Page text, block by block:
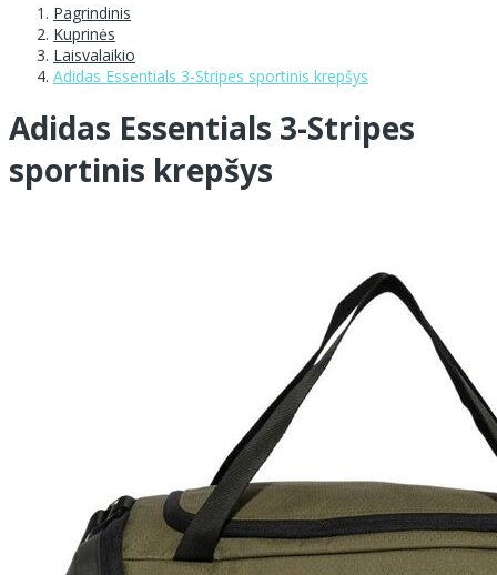
Pagrindinis
Kuprinės
Laisvalaikio
Adidas Essentials 3-Stripes sportinis krepšys
Adidas Essentials 3-Stripes
sportinis krepšys